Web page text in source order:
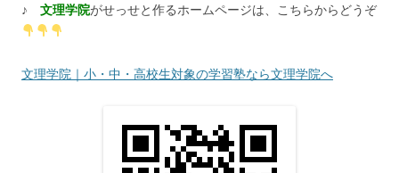
♪ 文理学院がせっせと作るホームページは、こちらからどうぞ
文理学院｜小・中・高校生対象の学習塾なら文理学院へ